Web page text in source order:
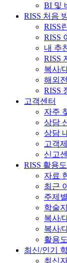
BI 및
RISS 처음
RISS
RISS
내 추
RISS
복사/
해외
RISS
고객센터
자주
상담
상담
고객
신고
RISS 활용
자료
최근
주제
학술
복사/
복사/
활용
최신/인기
최신